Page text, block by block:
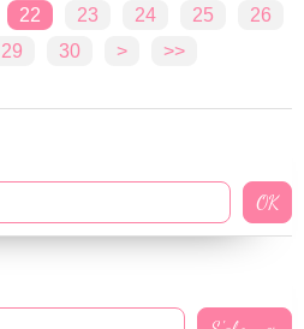
22 23 24 25
26
29 30 40
50
60
70
80
90
100
> >>